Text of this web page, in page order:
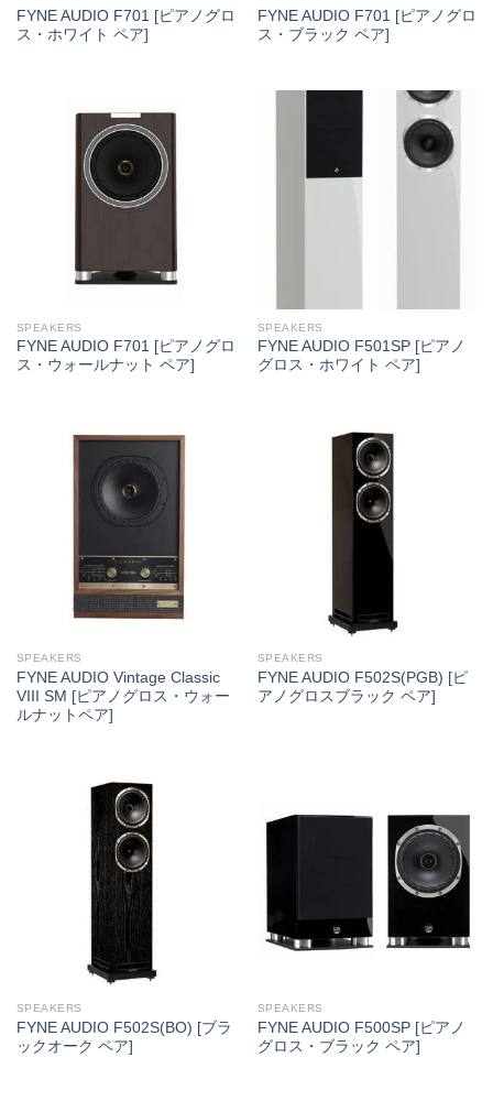
FYNE AUDIO F701 [ピアノグロ
ス・ホワイト ペア]
FYNE AUDIO F701 [ピアノグロ
ス・ブラック ペア]
SPEAKERS
FYNE AUDIO F701 [ピアノグロ
ス・ウォールナット ペア]
SPEAKERS
FYNE AUDIO F501SP [ピアノ
グロス・ホワイト ペア]
SPEAKERS
FYNE AUDIO Vintage Classic
VIII SM [ピアノグロス・ウォー
ルナットペア]
SPEAKERS
FYNE AUDIO F502S(PGB) [ピ
アノグロスブラック ペア]
SPEAKERS
FYNE AUDIO F502S(BO) [ブラ
ックオーク ペア]
SPEAKERS
FYNE AUDIO F500SP [ピアノ
グロス・ブラック ペア]